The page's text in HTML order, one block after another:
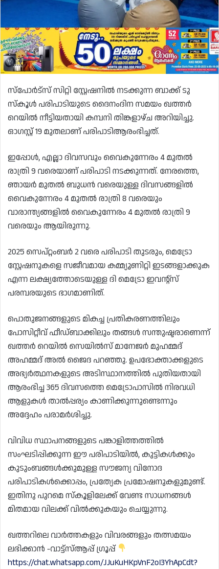
സ്‌പോർട്‌സ് സിറ്റി സ്റ്റേഷനിൽ നടക്കുന്ന ബാക്ക് ടു
സ്‌കൂൾ പരിപാടിയുടെ ദൈനംദിന സമയം ഖത്തർ
റെയിൽ നീട്ടിയതായി കമ്പനി തിങ്കളാഴ്ച അറിയിച്ചു.
ഓഗസ്റ്റ് 19 മുതലാണ് പരിപാടിആരംഭിച്ചത്.
ഇപ്പോൾ, എല്ലാ ദിവസവും വൈകുന്നേരം 4 മുതൽ
രാത്രി 9 വരെയാണ് പരിപാടി നടക്കുന്നത്. നേരത്തെ,
ഞായർ മുതൽ ബുധൻ വരെയുള്ള ദിവസങ്ങളിൽ
വൈകുന്നേരം 4 മുതൽ രാത്രി 8 വരെയും
വാരാന്ത്യങ്ങളിൽ വൈകുന്നേരം 4 മുതൽ രാത്രി 9
വരെയും ആയിരുന്നു.
2025 സെപ്റ്റംബർ 2 വരെ പരിപാടി തുടരും, മെട്രോ
സ്റ്റേഷനുകളെ സജീവമായ കമ്മ്യൂണിറ്റി ഇടങ്ങളാക്കുക
എന്ന ലക്ഷ്യത്തോടെയുള്ള ദി മെട്രോ ഇവന്റ്‌സ്
പരമ്പരയുടെ ഭാഗമാണിത്.
പൊതുജനങ്ങളുടെ മികച്ച പ്രതികരണത്തിലും
പോസിറ്റീവ് ഫീഡ്‌ബാക്കിലും തങ്ങൾ സന്തുഷ്ടരാണെന്ന്
ഖത്തർ റെയിൽ സെയിൽസ് മാനേജർ മുഹമ്മദ്
അഹമ്മദ് അൽ ജൈദ പറഞ്ഞു. ഉപഭോക്താക്കളുടെ
അഭ്യർത്ഥനകളുടെ അടിസ്ഥാനത്തിൽ പുതിയതായി
ആരംഭിച്ച 365 ദിവസത്തെ മെട്രോപാസിൽ നിരവധി
ആളുകൾ താൽപ്പര്യം കാണിക്കുന്നുണ്ടെന്നും
അദ്ദേഹം പരാമർശിച്ചു.
വിവിധ സ്ഥാപനങ്ങളുടെ പങ്കാളിത്തത്തിൽ
സംഘടിപ്പിക്കുന്ന ഈ പരിപാടിയിൽ, കുട്ടികൾക്കും
കുടുംബങ്ങൾക്കുമുള്ള സൗജന്യ വിനോദ
പരിപാടികൾക്കൊപ്പം, പ്രത്യേക പ്രമോഷനുകളുമുണ്ട്.
ഇതിനു പുറമെ സ്‌കൂളിലേക്ക് വേണ്ട സാധനങ്ങൾ
മിതമായ വിലക്ക് വിൽക്കുകയും ചെയ്യുന്നു.
ഖത്തറിലെ വാർത്തകളും വിവരങ്ങളും തത്സമയം
ലഭിക്കാൻ -വാട്ട്സ്ആപ്പ് ഗ്രൂപ്പ്
https://chat.whatsapp.com/JJuKuHKpVnF2oI3YhApCdt?